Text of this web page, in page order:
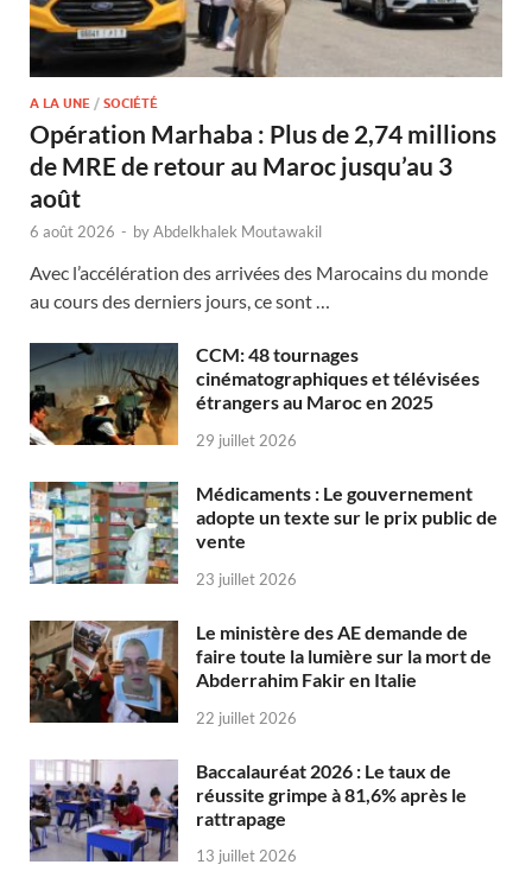
A LA UNE / SOCIÉTÉ
Opération Marhaba : Plus de 2,74 millions
de MRE de retour au Maroc jusqu’au 3
août
6 août 2026 - byAbdelkhalek Moutawakil
Avec l’accélération des arrivées des Marocains du monde
au cours des derniers jours, ce sont …
CCM: 48 tournages
cinématographiques et télévisées
étrangers au Maroc en 2025
29 juillet 2026
Médicaments : Le gouvernement
adopte un texte sur le prix public de
vente
23 juillet 2026
Le ministère des AE demande de
faire toute la lumière sur la mort de
Abderrahim Fakir en Italie
22 juillet 2026
Baccalauréat 2026 : Le taux de
réussite grimpe à 81,6% après le
rattrapage
13 juillet 2026